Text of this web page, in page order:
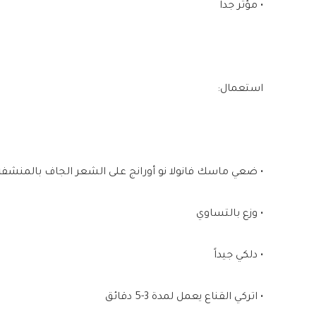
• مؤثر جدا
استعمال:
• ضعي ماسك فانولا نو أورانج على الشعر الجاف
• وزع بالتساوي
• دلكي جيداً
• اتركي القناع يعمل لمدة 3-5 دقائق